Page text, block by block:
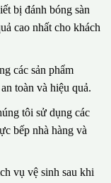
bị đánh bóng sàn
cao nhất cho khách
các sản phẩm
toàn và hiệu quả.
tôi sử dụng các
bếp nhà hàng và
vụ vệ sinh sau khi